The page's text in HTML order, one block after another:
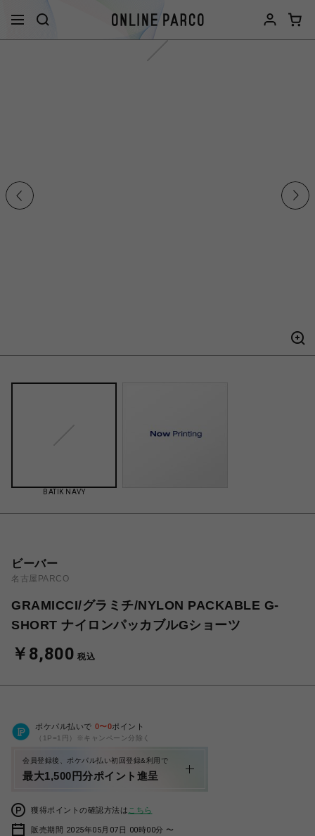
BATIK NAVY
ビーバー
名古屋PARCO
GRAMICCI/グラミチ/NYLON PACKABLE G-
SHORT ナイロンパッカブルGショーツ
￥8,800 税込
ポケパル払いで 0〜0ポイント
（1P=1円）※キャンペーン分除く
会員登録後、ポケパル払い初回登録&利用で
最大1,500円分ポイント進呈
獲得ポイントの確認方法は こちら
販売期間 2025年05月07日 00時00分 〜